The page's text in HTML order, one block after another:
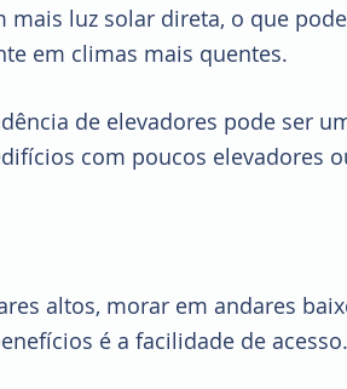
mais luz solar direta, o que
em climas mais quentes.
de elevadores pode ser
com poucos elevadores
altos, morar em andares
é a facilidade de acesso.